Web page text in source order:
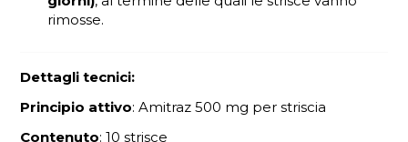
rimosse.
Dettagli tecnici:
Principio attivo: Amitraz 500 mg per striscia
Contenuto: 10 strisce